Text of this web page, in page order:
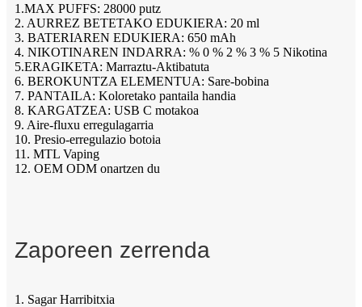
1.MAX PUFFS: 28000 putz
2. AURREZ BETETAKO EDUKIERA: 20 ml
3. BATERIAREN EDUKIERA: 650 mAh
4. NIKOTINAREN INDARRA: % 0 % 2 % 3 % 5 Nikotina
5.ERAGIKETA: Marraztu-Aktibatuta
6. BEROKUNTZA ELEMENTUA: Sare-bobina
7. PANTAILA: Koloretako pantaila handia
8. KARGATZEA: USB C motakoa
9. Aire-fluxu erregulagarria
10. Presio-erregulazio botoia
11. MTL Vaping
12. OEM ODM onartzen du
Zaporeen zerrenda
1. Sagar Harribitxia